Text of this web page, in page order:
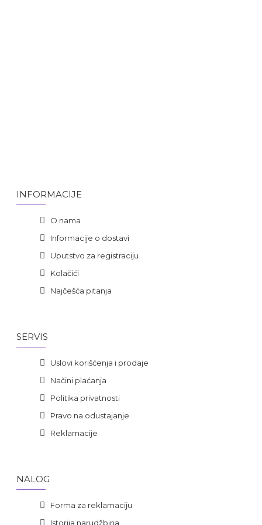
INFORMACIJE
O nama
Informacije o dostavi
Uputstvo za registraciju
Kolačići
Najčešća pitanja
SERVIS
Uslovi korišćenja i prodaje
Načini plaćanja
Politika privatnosti
Pravo na odustajanje
Reklamacije
NALOG
Forma za reklamaciju
Istorija narudžbina